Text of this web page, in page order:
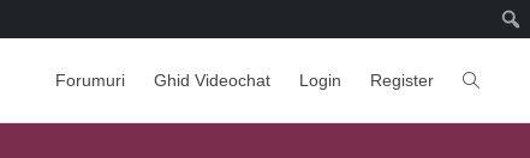
Forumuri Ghid Videochat Login Register